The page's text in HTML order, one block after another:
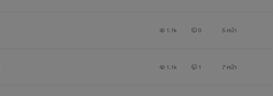
1.1k 0 5 หน้า
1.1k 1 7 หน้า